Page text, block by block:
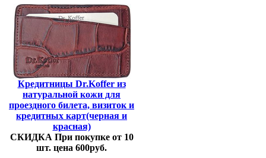
Кредитницы Dr.Koffer из
натуральной кожи для
проездного билета, визиток и
кредитных карт(черная и
красная)
СКИДКА При покупке от 10
шт. цена 600руб.